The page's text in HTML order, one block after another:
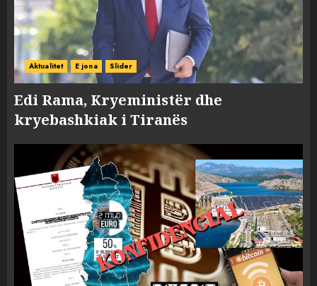
Aktualitet E jona Slider
Edi Rama, Kryeministër dhe
kryebashkiak i Tiranës